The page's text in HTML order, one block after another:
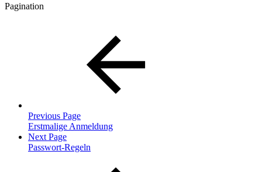
Pagination
Previous Page
Erstmalige Anmeldung
Next Page
Passwort-Regeln